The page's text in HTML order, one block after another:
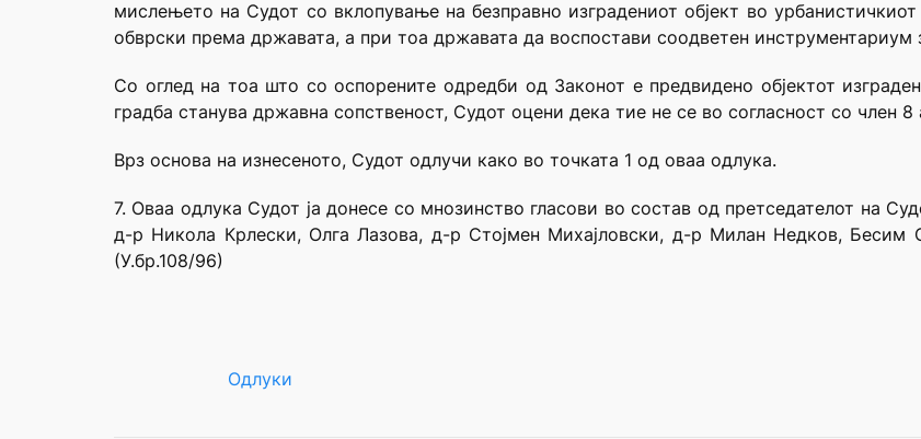
мислењето на Судот со вклопување на безправно изградениот објект во
обврски према државата, а при тоа државата да воспостави соодветен инструментариум
Со оглед на тоа што со оспорените одредби од Законот е предвидено објектот
градба станува државна сопственост, Судот оцени дека тие не се во согласност со член 8
Врз основа на изнесеното, Судот одлучи како во точката 1 од оваа одлука.
7. Оваа одлука Судот ја донесе со мнозинство гласови во состав од претседателот на
д-р Никола Крлески, Олга Лазова, д-р Стојмен Михајловски, д-р Милан Недков,
(У.бр.108/96)
Одлуки